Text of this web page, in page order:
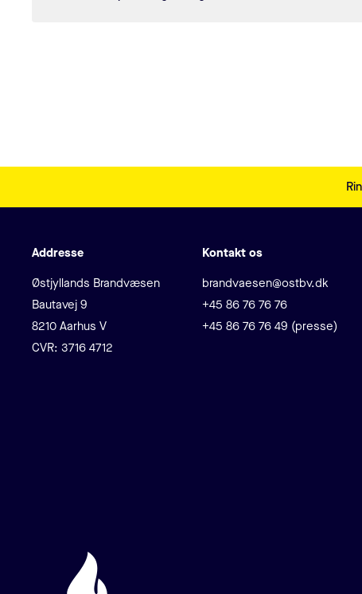
Addresse
Adresse
Østjyllands Brandvæsen
Bautavej 9
8210 Aarhus V
CVR: 3716 4712
Kontakt os
E-mail
brandvaesen@ostbv.dk
Telefon
+45 86 76 76 76
+45 86 76 76 49 (presse)